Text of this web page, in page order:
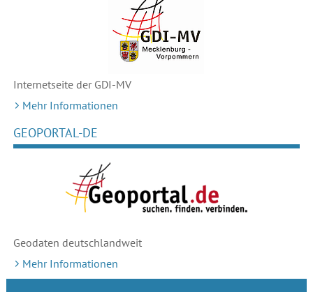
Internetseite der GDI-MV
Mehr Informationen
GEOPORTAL-DE
Geodaten deutschlandweit
Mehr Informationen